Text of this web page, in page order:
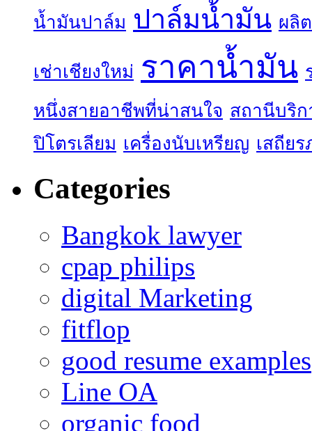
น้ำมันปาล์ม ปาล์มน้ำมัน ผลิ
เช่าเชียงใหม่ ราคาน้ำมัน
หนึ่งสายอาชีพที่น่าสนใจ สถานีบริ
ปิโตรเลียม เครื่องนับเหรียญ เสถีย
Categories
Bangkok lawyer
cpap philips
digital Marketing
fitflop
good resume examples
Line OA
organic food